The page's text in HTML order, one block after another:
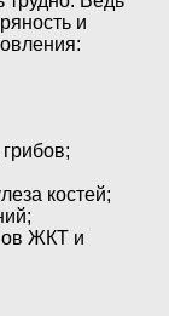
и
костей;
ЖКТ и